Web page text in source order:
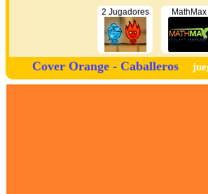
2 Jugadores MathMax
Cover Orange - Caballeros